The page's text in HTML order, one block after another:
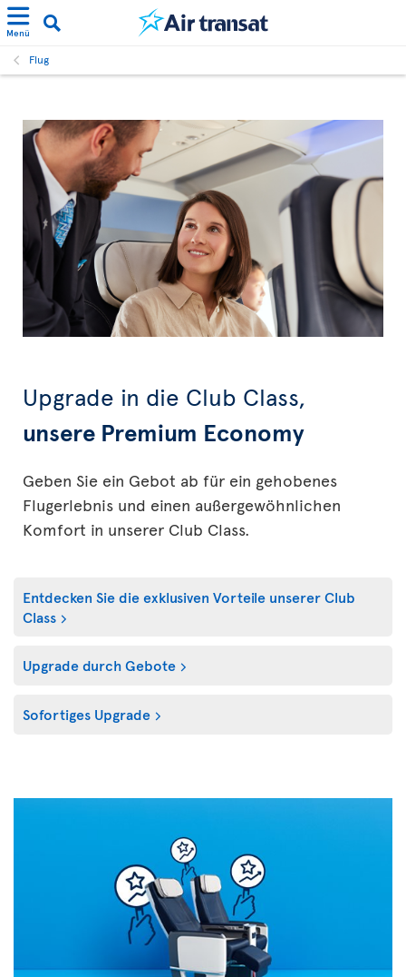
Menü
Flug
Upgrade in die Club Class,
unsere Premium Economy
Geben Sie ein Gebot ab für ein gehobenes
Flugerlebnis und einen außergewöhnlichen
Komfort in unserer Club Class.
Entdecken Sie die exklusiven Vorteile unserer Club
Class
Upgrade durch Gebote
Sofortiges Upgrade